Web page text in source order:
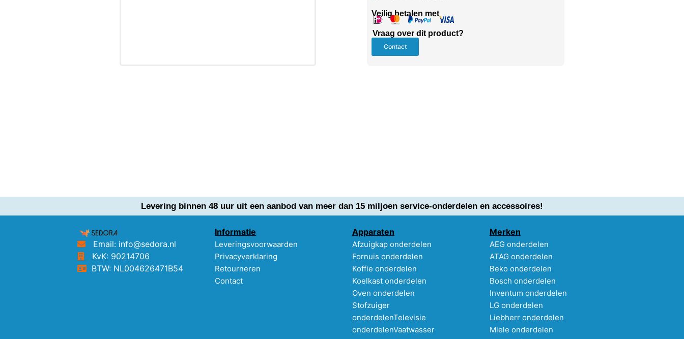
Veilig betalen met
Vraag over dit product?
Contact
Levering binnen 48 uur uit een aanbod van meer dan 15 miljoen service-onderdelen en accessoires!
Email: info@sedora.nl
KvK: 90214706
BTW: NL004626471B54
Informatie
Leveringsvoorwaarden
Privacyverklaring
Retourneren
Contact
Apparaten
Afzuigkap onderdelen
Fornuis onderdelen
Koffie onderdelen
Koelkast onderdelen
Oven onderdelen
Stofzuiger
onderdelenTelevisie
onderdelenVaatwasser
Merken
AEG onderdelen
ATAG onderdelen
Beko onderdelen
Bosch onderdelen
Inventum onderdelen
LG onderdelen
Liebherr onderdelen
Miele onderdelen